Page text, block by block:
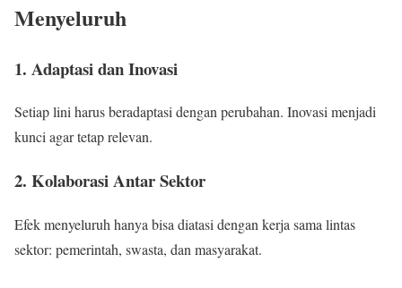
Menyeluruh
1. Adaptasi dan Inovasi
Setiap lini harus beradaptasi dengan perubahan. Inovasi menjadi
kunci agar tetap relevan.
2. Kolaborasi Antar Sektor
Efek menyeluruh hanya bisa diatasi dengan kerja sama lintas
sektor: pemerintah, swasta, dan masyarakat.